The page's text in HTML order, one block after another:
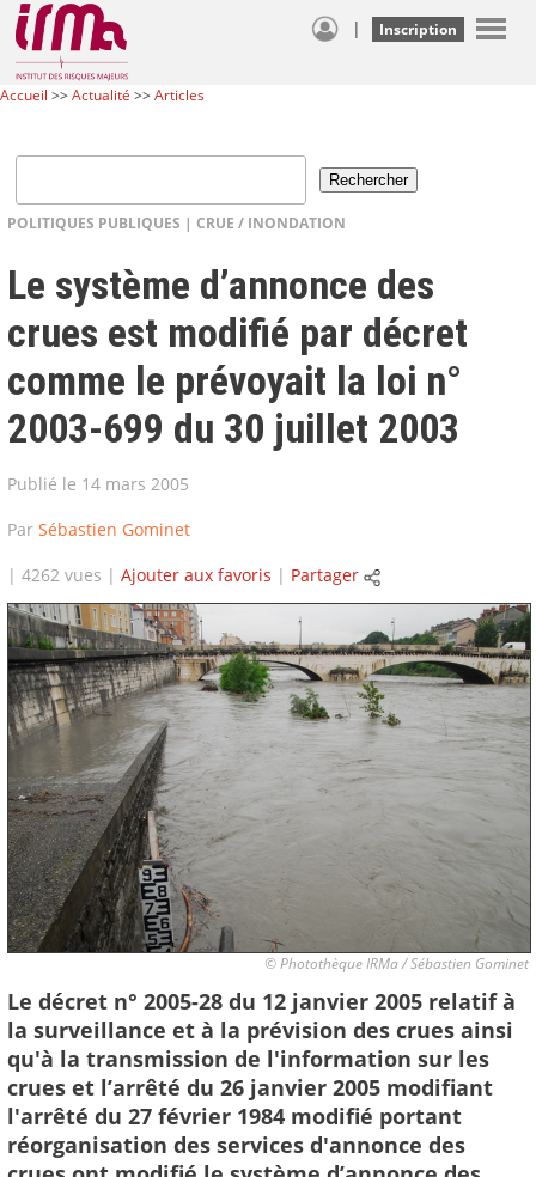
| Inscription
Accueil >>Actualité >>Articles
POLITIQUES PUBLIQUES | CRUE / INONDATION
Le système d’annonce des
crues est modifié par décret
comme le prévoyait la loi n°
2003-699 du 30 juillet 2003
Publié le 14 mars 2005
Par Sébastien Gominet
| 4262 vues | Ajouter aux favoris | Partager
© Photothèque IRMa / Sébastien Gominet
Le décret n° 2005-28 du 12 janvier 2005 relatif à
la surveillance et à la prévision des crues ainsi
qu'à la transmission de l'information sur les
crues et l’arrêté du 26 janvier 2005 modifiant
l'arrêté du 27 février 1984 modifié portant
réorganisation des services d'annonce des